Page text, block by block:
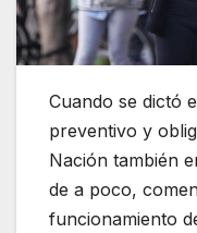
Cuando se dictó
preventivo y
Nación también
de a poco,
funcionamiento